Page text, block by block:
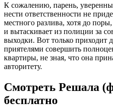
К сожалению, парень,
нести ответственности не
местного разлива, хотя до
и вытаскивает из полиции за
выходки. Вот только приходит
приятелями совершить
квартиры, не зная, что она
авторитету.
Смотреть Решала
бесплатно